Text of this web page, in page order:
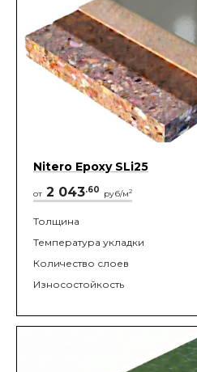
Nitero Epoxy SLi25
от 2 043.60 руб/м2
Толщина
Температура укладки
Количество слоев
Износостойкость